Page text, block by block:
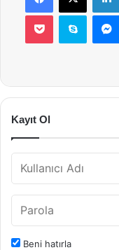
Pocket Skype
Kayıt Ol
Beni hatırla